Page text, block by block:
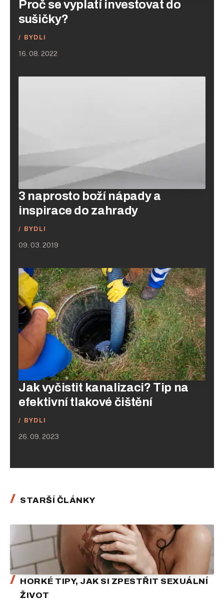
Proč se vyplatí investovat do
sušičky?
BYDLI
16. 08. 2022
3 naprosto boží nápady a
inspirace do zahrady
BYDLI
09. 03. 2019
Jak vyčistit kanalizaci? Tip na
efektivní tlakové čištění
BYDLI
26. 09. 2023
STARŠÍ ČLÁNKY
HORKÉ TIPY, JAK SI ZPESTŘIT SEXUÁLNÍ
ŽIVOT